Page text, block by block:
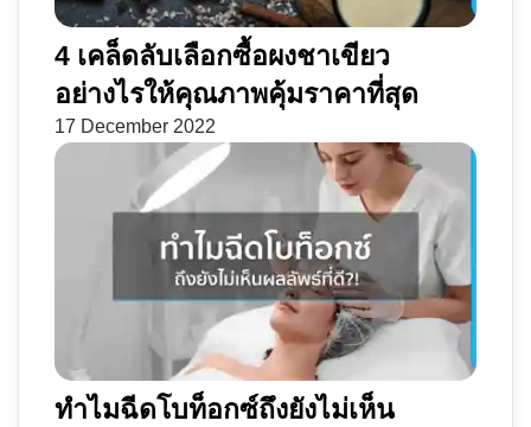
4 เคล็ดลับเลือกซื้อผงชาเขียว
อย่างไรให้คุณภาพคุ้มราคาที่สุด
17 December 2022
ทำไมฉีดโบท็อกซ์ถึงยังไม่เห็น